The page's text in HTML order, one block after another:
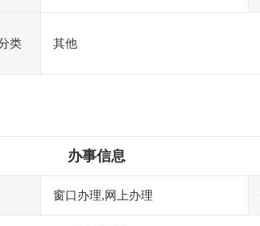
类 其他
办事信息
窗口办理,网上办理